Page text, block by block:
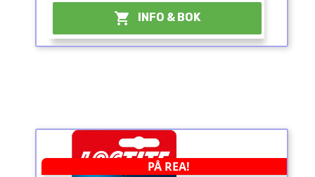
¤
 INFO & BOK
PÅ REA!